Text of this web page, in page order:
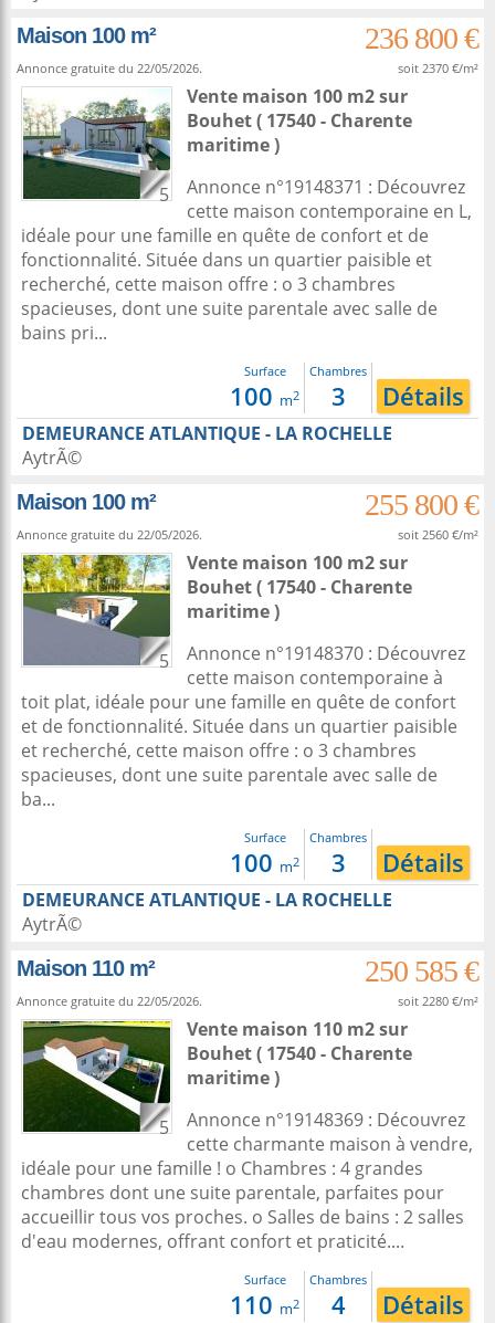
Maison 100 m²
236 800 €
Annonce gratuite du 22/05/2026. soit 2370 €/m²
5
Vente maison 100 m2sur
Bouhet( 17540 - Charente
maritime )
Annonce n°19148371 : Découvrez
cette maison contemporaine en L,
idéale pour une famille en quête de confort et de
fonctionnalité. Située dans un quartier paisible et
recherché, cette maison offre : o 3 chambres
spacieuses, dont une suite parentale avec salle de
bains pri...
Surface
100 m2
Chambres
3 Détails
DEMEURANCE ATLANTIQUE - LA ROCHELLE
AytrÃ©
Maison 100 m²
255 800 €
Annonce gratuite du 22/05/2026. soit 2560 €/m²
5
Vente maison 100 m2sur
Bouhet( 17540 - Charente
maritime )
Annonce n°19148370 : Découvrez
cette maison contemporaine à
toit plat, idéale pour une famille en quête de confort
et de fonctionnalité. Située dans un quartier paisible
et recherché, cette maison offre : o 3 chambres
spacieuses, dont une suite parentale avec salle de
ba...
Surface
100 m2
Chambres
3 Détails
DEMEURANCE ATLANTIQUE - LA ROCHELLE
AytrÃ©
Maison 110 m²
250 585 €
Annonce gratuite du 22/05/2026. soit 2280 €/m²
5
Vente maison 110 m2sur
Bouhet( 17540 - Charente
maritime )
Annonce n°19148369 : Découvrez
cette charmante maison à vendre,
idéale pour une famille ! o Chambres : 4 grandes
chambres dont une suite parentale, parfaites pour
accueillir tous vos proches. o Salles de bains : 2 salles
d'eau modernes, offrant confort et praticité....
Surface
110 m2
Chambres
4 Détails